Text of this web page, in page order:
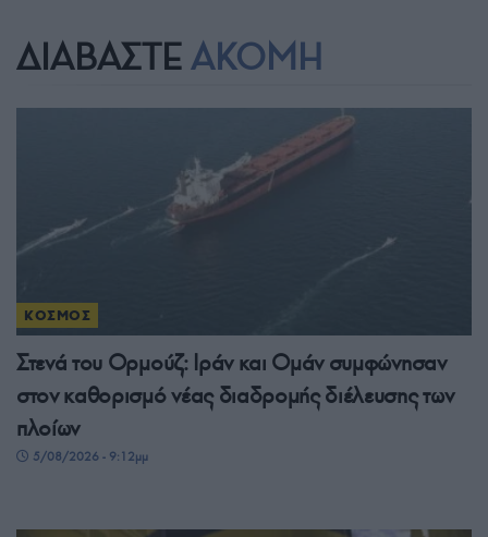
ΔΙΑΒΑΣΤΕ ΑΚΟΜΗ
ΚΟΣΜΟΣ
Στενά του Ορμούζ: Ιράν και Ομάν συμφώνησαν
στον καθορισμό νέας διαδρομής διέλευσης των
πλοίων
5/08/2026 - 9:12μμ